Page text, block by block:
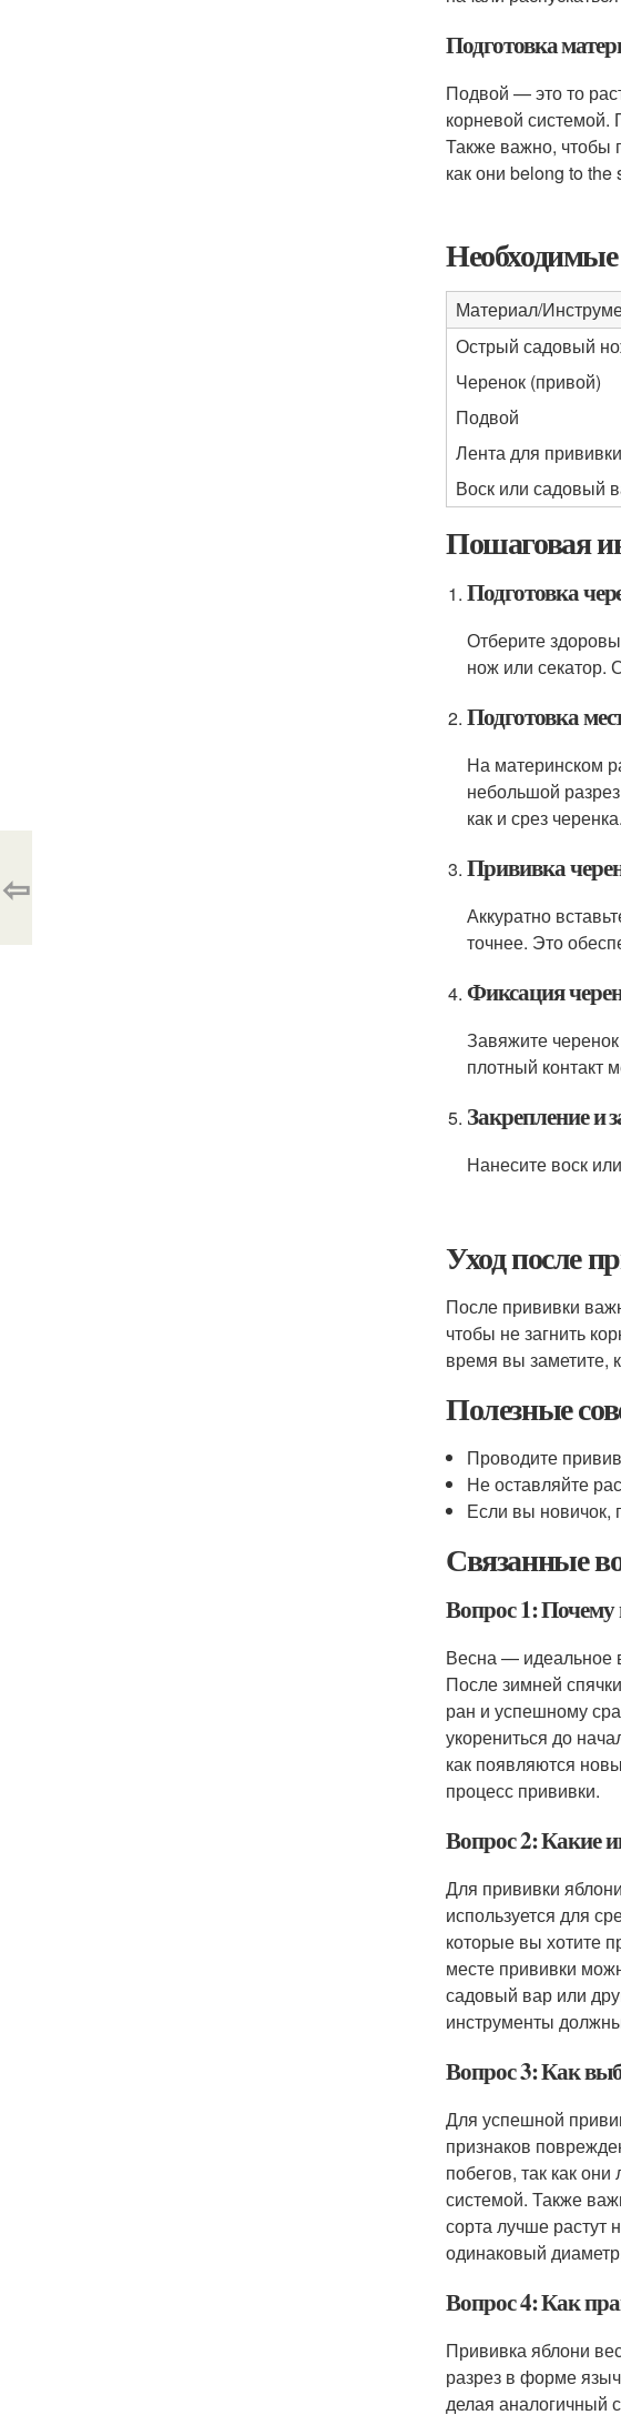
Подготовка
Подвой — это то
корневой системой.
Также важно, чтобы
как они belong to
Материал/
Острый садовый
Черенок (привой)
Подвой
Лента для прививки
Воск или садовый
Пошаговая
Подготовка
Отберите
нож или секатор.
Подготовка
На материнском
небольшой
как и срез черенка.
Прививка
Аккуратно
точнее. Это
Фиксация
Завяжите
плотный контакт
Закрепление и
Нанесите воск
Уход после
После прививки
чтобы не загнить
время вы заметите,
Полезные
Проводите
Не оставляйте
Если вы новичок,
Связанные
Вопрос 1:
Весна — идеальное
После зимней
ран и успешному
укорениться до
как появляются
процесс прививки.
Вопрос 2: Какие
Для прививки
используется для
которые вы хотите
месте прививки
садовый вар или
инструменты
Вопрос 3: Как
Для успешной
признаков
побегов, так как
системой. Также
сорта лучше растут
одинаковый
Вопрос 4: Как
Прививка яблони
разрез в форме
делая аналогичный
⇦